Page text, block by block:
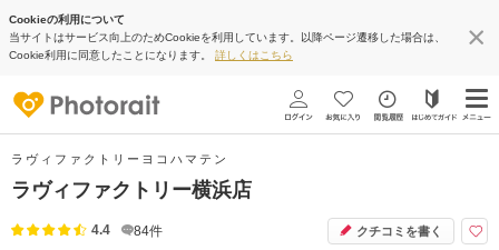
Cookieの利用について
当サイトはサービス向上のためCookieを利用しています。以降ページ遷移した場合は、
Cookie利用に同意したことになります。 詳しくはこちら
ラヴィファクトリーヨコハマテン
ラヴィファクトリー横浜店
4.4 84件 クチコミを書く